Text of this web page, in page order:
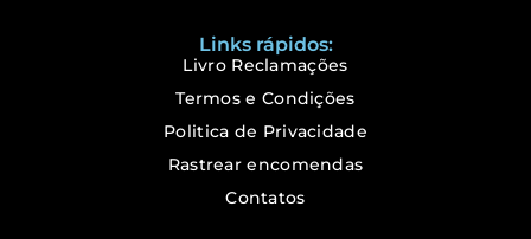
Links rápidos:
Livro Reclamações
Termos e Condições
Politica de Privacidade
Rastrear encomendas
Contatos